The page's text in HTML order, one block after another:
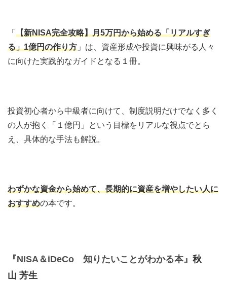
「 【新NISA完全攻略】月5万円から始める「リアルすぎ
る」1億円の作り方 」は、資産形成や投資に興味がる人々
に向けた実践的なガイドとなる１冊。
投資初心者から中級者に向けて、制度説明だけでなく多く
の人が抱く「１億円」という目標をリアルな視点でとら
え、具体的な手法も解説。
わずかな資金から始めて、長期的に資産を増やしたい人に
おすすめの本です。
『NISA＆iDeCo 知りたいことがわかる本』 秋
山 芳生